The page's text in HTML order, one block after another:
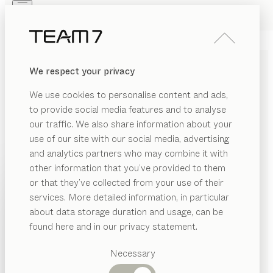
We respect your privacy
We use cookies to personalise content and ads,
to provide social media features and to analyse
our traffic. We also share information about your
use of our site with our social media, advertising
and analytics partners who may combine it with
other information that you’ve provided to them
or that they’ve collected from your use of their
services. More detailed information, in particular
about data storage duration and usage, can be
found here and in our privacy statement.
Necessary
PRODUITS
INSPIRATION
REVENDEUR
Catégories
suggérées
PRODUITS
INSPIRATION
QUI SOMMES-NOUS
REVENDEUR
LIT À BARREAUXkids
Stefan Radinger
Façonné dans les règles de l’art, notre lit à barreaux en
pur bois naturel accompagne les jeunes enfants tout
au long de leur croissance. Et quand bébé aura grandi,
son lit devient son canapé.
CONFIGURER
ESSENCES DE BOIS
Sauf stipulation contraire, toutes les surfaces en bois